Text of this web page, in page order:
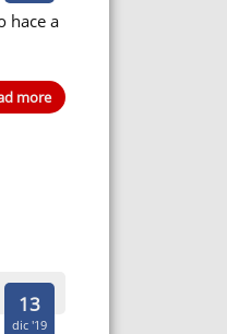
hace a
more
13
dic '19